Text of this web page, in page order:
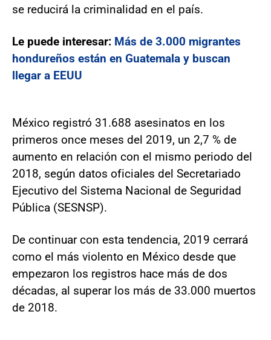
se reducirá la criminalidad en el país.
Le puede interesar: Más de 3.000 migrantes
hondureños están en Guatemala y buscan
llegar a EEUU
México registró 31.688 asesinatos en los
primeros once meses del 2019, un 2,7 % de
aumento en relación con el mismo periodo del
2018, según datos oficiales del Secretariado
Ejecutivo del Sistema Nacional de Seguridad
Pública (SESNSP).
De continuar con esta tendencia, 2019 cerrará
como el más violento en México desde que
empezaron los registros hace más de dos
décadas, al superar los más de 33.000 muertos
de 2018.